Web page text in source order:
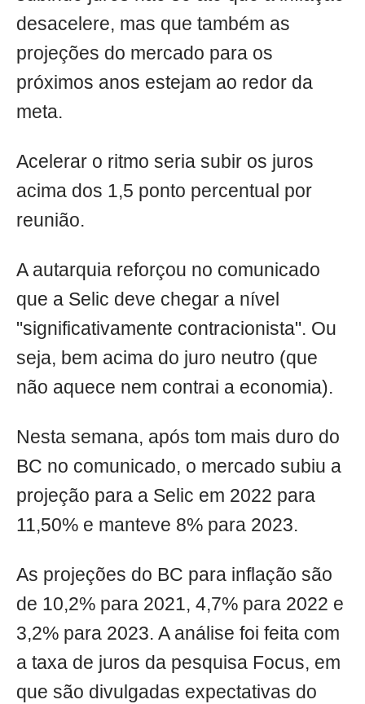
desacelere, mas que também as
projeções do mercado para os
próximos anos estejam ao redor da
meta.
Acelerar o ritmo seria subir os juros
acima dos 1,5 ponto percentual por
reunião.
A autarquia reforçou no comunicado
que a Selic deve chegar a nível
"significativamente contracionista". Ou
seja, bem acima do juro neutro (que
não aquece nem contrai a economia).
Nesta semana, após tom mais duro do
BC no comunicado, o mercado subiu a
projeção para a Selic em 2022 para
11,50% e manteve 8% para 2023.
As projeções do BC para inflação são
de 10,2% para 2021, 4,7% para 2022 e
3,2% para 2023. A análise foi feita com
a taxa de juros da pesquisa Focus, em
que são divulgadas expectativas do